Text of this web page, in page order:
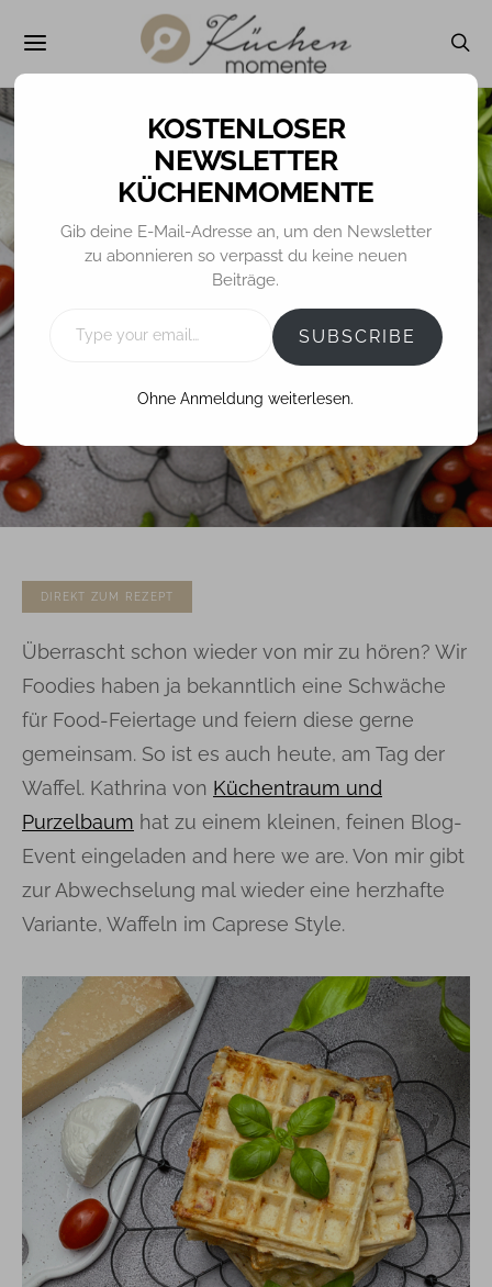
Waffeln Caprese
Style
25. MÄRZ 2024 TINA
DIREKT ZUM REZEPT
Überrascht schon wieder von mir zu hören? Wir
Foodies haben ja bekanntlich eine Schwäche
für Food-Feiertage und feiern diese gerne
gemeinsam. So ist es auch heute, am Tag der
Waffel. Kathrina von Küchentraum und
Purzelbaum hat zu einem kleinen, feinen Blog-
Event eingeladen and here we are. Von mir gibt
zur Abwechselung mal wieder eine herzhafte
Variante, Waffeln im Caprese Style.
NEWSLETTER
KÜCHENMOMENTE
Gib deine E-Mail-Adresse an, um den Newsletter
zu abonnieren so verpasst du keine neuen
Beiträge.
YOUR
EMAIL…
SUBSCRIBE
Ohne Anmeldung weiterlesen.